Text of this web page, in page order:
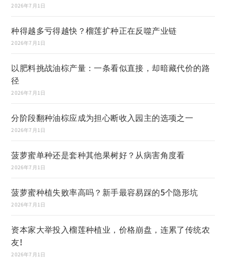
2026年7月1日
种得越多亏得越快？榴莲扩种正在反噬产业链
2026年7月1日
以肥料挑战油棕产量：一条看似直接，却暗藏代价的路
径
2026年7月1日
分阶段翻种油棕应成为担心断收入园主的选项之一
2026年7月1日
菠萝蜜单种还是套种其他果树好？从病害角度看
2026年7月1日
菠萝蜜种植失败率高吗？新手最容易踩的5个隐形坑
2026年7月1日
资本家大举投入榴莲种植业，价格崩盘，连累了传统农
友!
2026年7月1日